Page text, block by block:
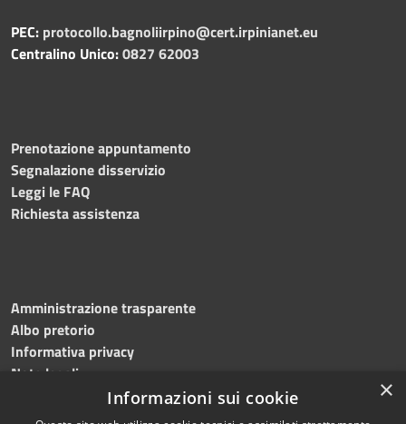
PEC: protocollo.bagnoliirpino@cert.irpinianet.eu
Centralino Unico:0827 62003
Prenotazione appuntamento
Segnalazione disservizio
Leggi le FAQ
Richiesta assistenza
Amministrazione trasparente
Albo pretorio
Informativa privacy
Note legali
Dichiarazione di accessibilità
×
Informazioni sui cookie